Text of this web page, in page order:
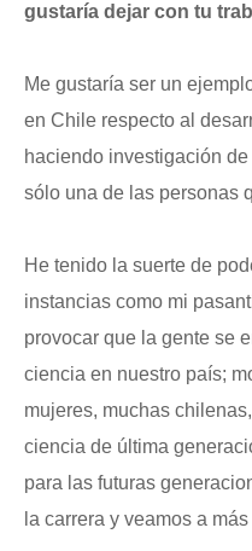
gustaría dejar con tu
Me gustaría ser un
en Chile respecto al
haciendo investigación
sólo una de las personas
He tenido la suerte de
instancias como mi
provocar que la gente se
ciencia en nuestro país;
mujeres, muchas
ciencia de última
para las futuras
la carrera y veamos a